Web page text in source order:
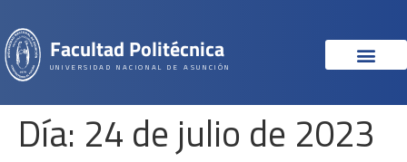
Facultad Politécnica
UNIVERSIDAD NACIONAL DE ASUNCIÓN
Día: 24 de julio de 2023